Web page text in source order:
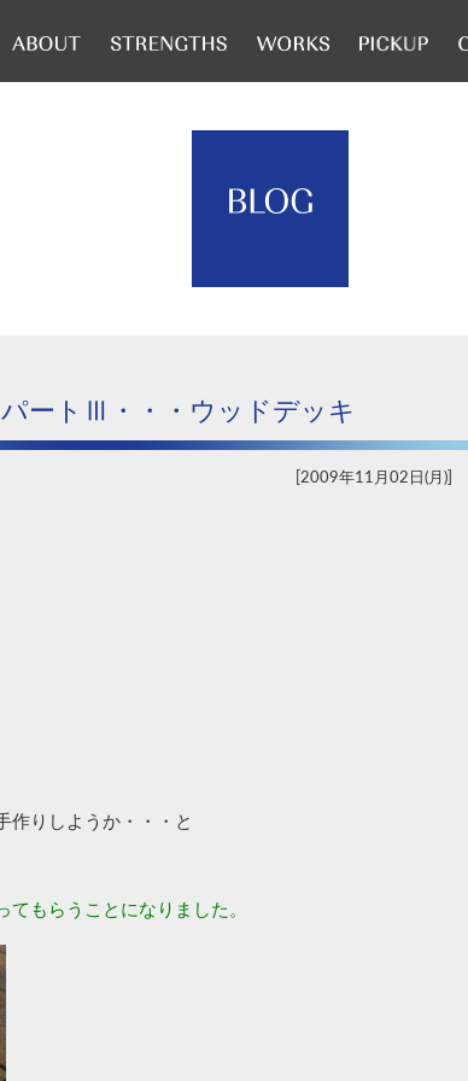
ートⅢ・・・ウッドデッキ
2009年11月02日(月)
作りしようか・・・と
もらうことになりました。